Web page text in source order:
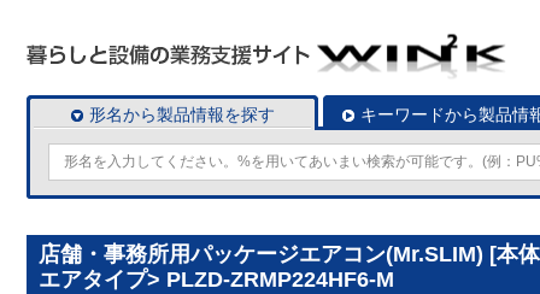
形名から製品情報を探す キーワードから製品情
店舗・事務所用パッケージエアコン(Mr.SLIM) [本
エアタイプ> PLZD-ZRMP224HF6-M